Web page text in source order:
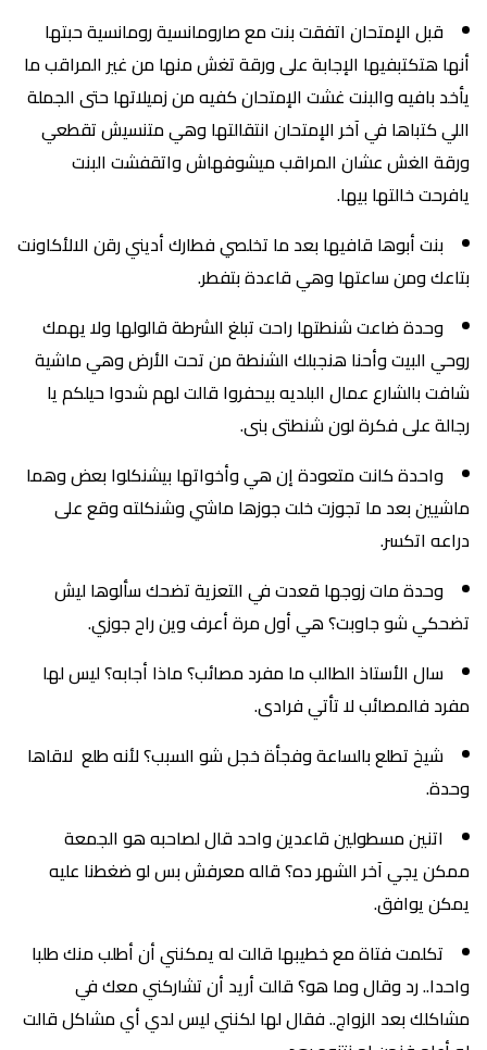
قبل الإمتحان اتفقت بنت مع صارومانسية رومانسية حبتها
أنها هتكتبفيها الإجابة على ورقة تغش منها من غير المراقب ما
يأخد بافيه والبنت غشت الإمتحان كفيه من زميلاتها حتى الجملة
اللي كتباها في آخر الإمتحان انتقالتها وهي متنسيش تقطعي
ورقة الغش عشان المراقب ميشوفهاش واتقفشت البنت
يافرحت خالتها بيها.
بنت أبوها قافيها بعد ما تخلصي فطارك أديني رقن الالأكاونت
بتاعك ومن ساعتها وهي قاعدة بتفطر.
وحدة ضاعت شنطتها راحت تبلغ الشرطة قالولها ولا يهمك
روحي البيت وأحنا هنجبلك الشنطة من تحت الأرض وهي ماشية
شافت بالشارع عمال البلديه بيحفروا قالت لهم شدوا حيلكم يا
رجالة على فكرة لون شنطتى بنى.
واحدة كانت متعودة إن هي وأخواتها بيشنكلوا بعض وهما
ماشيين بعد ما تجوزت خلت جوزها ماشي وشنكلته وقع على
دراعه اتكسر.
وحدة مات زوجها قعدت في التعزية تضحك سألوها ليش
تضحكي شو جاوبت؟ هي أول مرة أعرف وين راح جوزي.
سال الأستاذ الطالب ما مفرد مصائب؟ ماذا أجابه؟ ليس لها
مفرد فالمصائب لا تأتي فرادى.
شيخ تطلع بالساعة وفجأة خجل شو السبب؟ لأنه طلع لاقاها
وحدة.
اتنين مسطولين قاعدين واحد قال لصاحبه هو الجمعة
ممكن يجي آخر الشهر ده؟ قاله معرفش بس لو ضغطنا عليه
يمكن يوافق.
تكلمت فتاة مع خطيبها قالت له يمكنني أن أطلب منك طلبا
واحدا.. رد وقال وما هو؟ قالت أريد أن تشاركني معك في
مشاكلك بعد الزواج.. فقال لها لكنني ليس لدي أي مشاكل قالت